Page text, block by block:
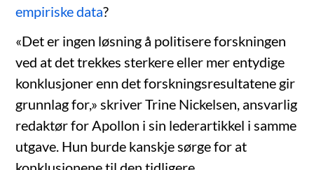
empiriske data?
«Det er ingen løsning å politisere forskningen
ved at det trekkes sterkere eller mer entydige
konklusjoner enn det forskningsresultatene gir
grunnlag for,» skriver Trine Nickelsen, ansvarlig
redaktør for Apollon i sin lederartikkel i samme
utgave. Hun burde kanskje sørge for at